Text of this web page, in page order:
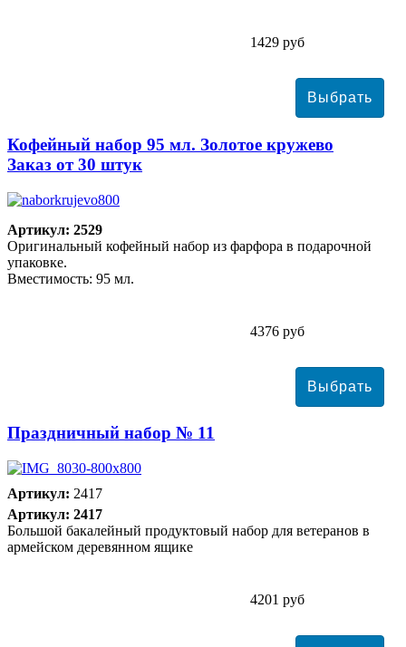
1429 руб
Кофейный набор 95 мл. Золотое кружево
Заказ от 30 штук
Артикул: 2529
Оригинальный кофейный набор из фарфора в подарочной
упаковке.
Вместимость: 95 мл.
4376 руб
Праздничный набор № 11
Артикул: 2417
Артикул: 2417
Большой бакалейный продуктовый набор для ветеранов в
армейском деревянном ящике
4201 руб